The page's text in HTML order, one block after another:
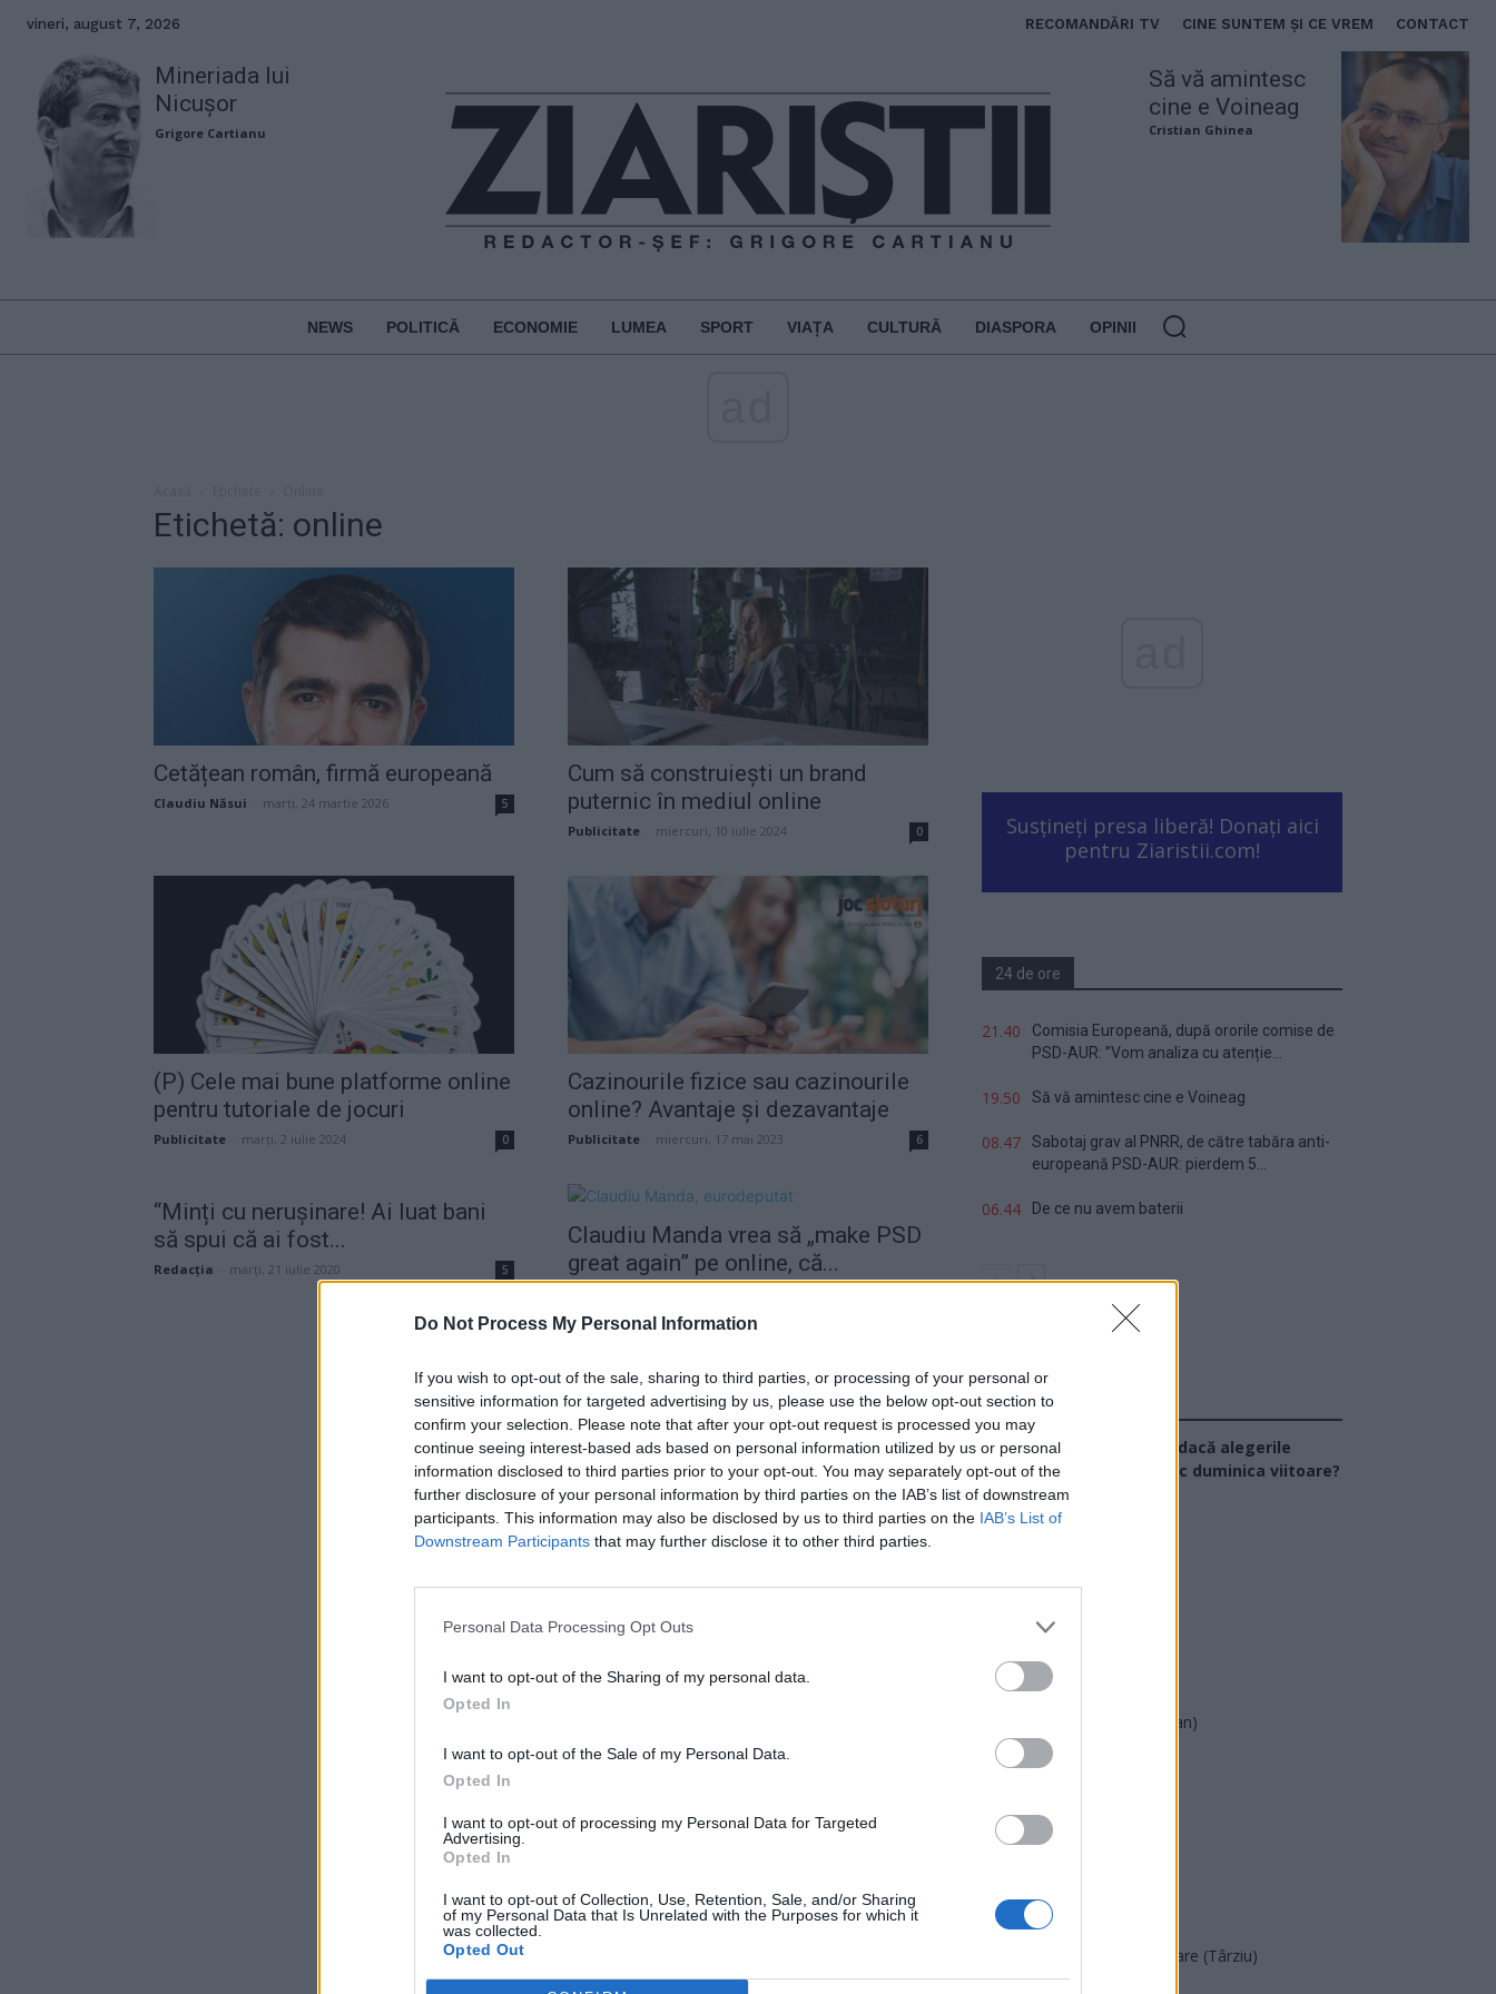
Do Not Process My Personal Information
If you wish to opt-out of the sale, sharing to third parties, or processing of your personal or
sensitive information for targeted advertising by us, please use the below opt-out section to
confirm your selection. Please note that after your opt-out request is processed you may
continue seeing interest-based ads based on personal information utilized by us or personal
information disclosed to third parties prior to your opt-out. You may separately opt-out of the
further disclosure of your personal information by third parties on the IAB’s list of downstream
participants. This information may also be disclosed by us to third parties on the IAB’s List of
Downstream Participants that may further disclose it to other third parties.
Personal Data Processing Opt Outs
I want to opt-out of the Sharing of my personal data.
Opted In
I want to opt-out of the Sale of my Personal Data.
Opted In
I want to opt-out of processing my Personal Data for Targeted
Advertising.
Opted In
I want to opt-out of Collection, Use, Retention, Sale, and/or Sharing
of my Personal Data that Is Unrelated with the Purposes for which it
was collected.
Opted Out
vineri, august 7, 2026 RECOMANDĂRI TV CINE SUNTEM ȘI CE VREM CONTACT
Mineriada lui
Nicușor
Grigore Cartianu
Să vă amintesc
cine e Voineag
Cristian Ghinea
NEWS POLITICĂ ECONOMIE LUMEA SPORT VIAȚA CULTURĂ DIASPORA OPINII
Etichetă: online
Cetățean român, firmă europeană
Claudiu Năsui marți, 24 martie 2026 5
Cum să construiești un brand
puternic în mediul online
Publicitate miercuri, 10 iulie 2024 0
(P) Cele mai bune platforme online
pentru tutoriale de jocuri
Publicitate marți, 2 iulie 2024 0
Cazinourile fizice sau cazinourile
online? Avantaje și dezavantaje
Publicitate miercuri, 17 mai 2023 6
“Minți cu nerușinare! Ai luat bani
să spui că ai fost...
Redacţia marți, 21 iulie 2020 5
Claudiu Manda vrea să „make PSD
great again” pe online, că...
Susțineți presa liberă! Donați aici
pentru Ziaristii.com!
24 de ore
21.40
Comisia Europeană, după ororile comise de
PSD-AUR: ”Vom analiza cu atenție...
19.50 Să vă amintesc cine e Voineag
08.47
Sabotaj grav al PNRR, de către tabăra anti-
europeană PSD-AUR: pierdem 5...
06.44 De ce nu avem baterii
Sondaj
Ce partid ați vota dacă alegerile
parlamentare ar avea loc duminica viitoare?
USR
PSD
AUR
PMP (Tomac)
Forța Dreptei (L. Orban)
PNȚMM
SENS
PACE (Peia)
Acțiunea Conservatoare (Târziu)